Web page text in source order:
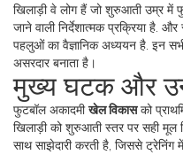
खिलाड़ी वे लोग हैं जो शुरुआती उम्र में
जाने वाली निर्देशात्मक प्रक्रिया है और
पहलुओं का वैज्ञानिक अध्ययन है इन
असरदार बनाता है।
मुख्य घटक और
फुटबॉल अकादमीखेल विकासको
खिलाड़ी को शुरुआती स्तर पर सही मूल
साथ साझेदारी करती है, जिससे